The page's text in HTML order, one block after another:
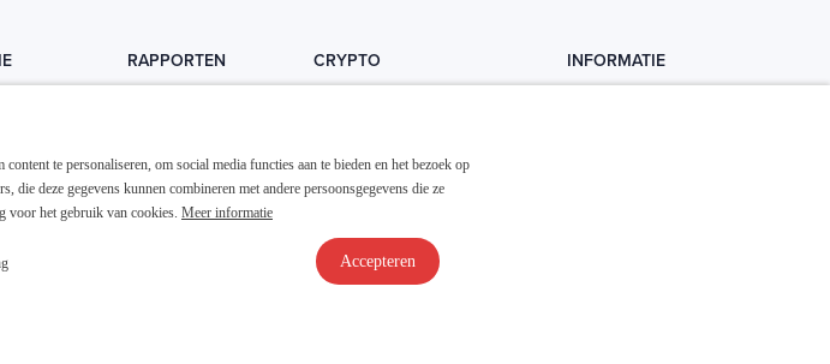
RAPPORTEN
Dividend
CRYPTO
Crypto koopgids
INFORMATIE
te personaliseren, om social media functies aan te bieden en het bezoek op
die deze gegevens kunnen combineren met andere persoonsgegevens die ze
voor het gebruik van cookies. Meer informatie
Accepteren